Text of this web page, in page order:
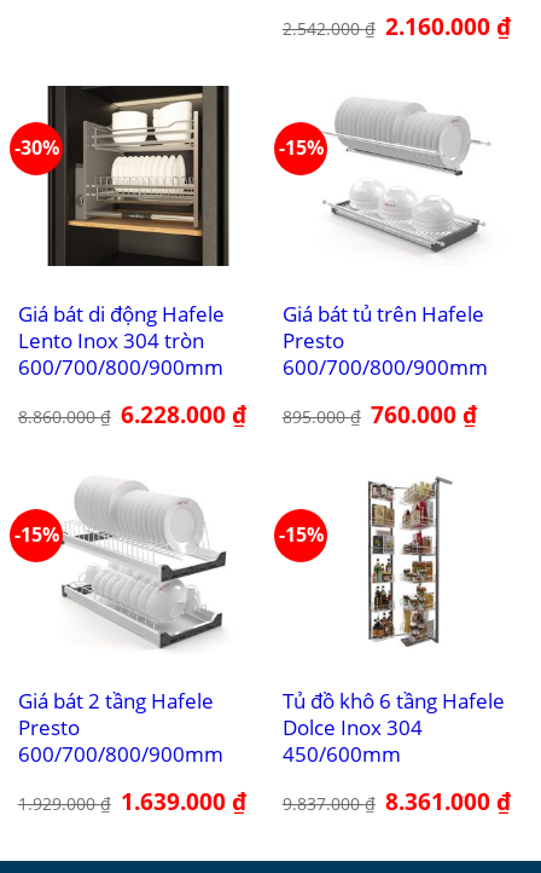
1.799.000 ₫.
2.542.000₫ Giá
gốc
2.160.000₫Giá
-30%
Giá bát di động Hafele
Lento Inox 304 tròn
600/700/800/900mm
8.860.000₫ Giá
gốc
6.228.000₫Giá
hiện
-15%
Giá bát tủ trên Hafele
Presto
600/700/800/900mm
895.000₫ Giá
gốc
760.000₫Giá
hiện
-15%
Giá bát 2 tầng Hafele
Presto
600/700/800/900mm
1.929.000₫ Giá
gốc
1.639.000₫Giá
hiện
1.639.000 ₫.
-15%
Tủ đồ khô 6 tầng Hafele
Dolce Inox 304
450/600mm
9.837.000₫ Giá
gốc
8.361.000₫Giá